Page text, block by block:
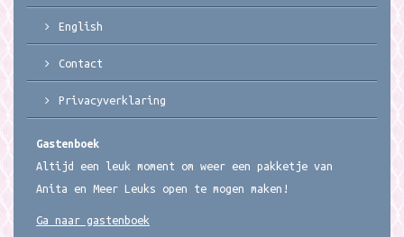
English
Contact
Privacyverklaring
Gastenboek
Altijd een leuk moment om weer een pakketje van
Anita en Meer Leuks open te mogen maken!
Ga naar gastenboek